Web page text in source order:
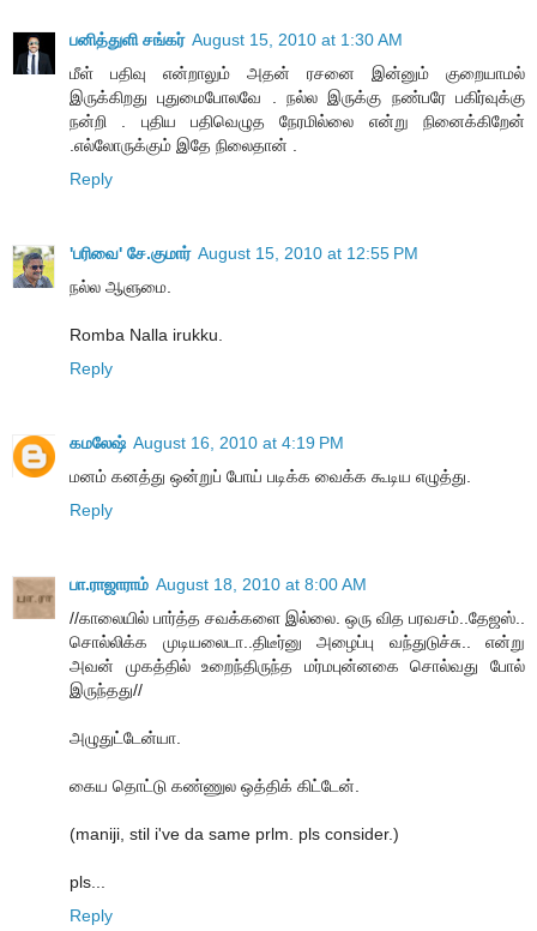
பனித்துளி சங்கர் August 15, 2010 at 1:30 AM
மீள் பதிவு என்றாலும் அதன் ரசனை இன்னும் குறையாமல்
இருக்கிறது புதுமைபோலவே . நல்ல இருக்கு நண்பரே பகிர்வுக்கு
நன்றி . புதிய பதிவெழுத நேரமில்லை என்று நினைக்கிறேன்
.எல்லோருக்கும் இதே நிலைதான் .
Reply
'பரிவை' சே.குமார் August 15, 2010 at 12:55 PM
நல்ல ஆளுமை.
Romba Nalla irukku.
Reply
கமலேஷ் August 16, 2010 at 4:19 PM
மனம் கனத்து ஒன்றுப் போய் படிக்க வைக்க கூடிய எழுத்து.
Reply
பா.ராஜாராம் August 18, 2010 at 8:00 AM
//காலையில் பார்த்த சவக்களை இல்லை. ஒரு வித பரவசம்..தேஜஸ்..
சொல்லிக்க முடியலைடா..திடீர்னு அழைப்பு வந்துடுச்சு.. என்று
அவன் முகத்தில் உறைந்திருந்த மர்மபுன்னகை சொல்வது போல்
இருந்தது//
அழுதுட்டேன்யா.
கைய தொட்டு கண்ணுல ஒத்திக் கிட்டேன்.
(maniji, stil i've da same prlm. pls consider.)
pls...
Reply